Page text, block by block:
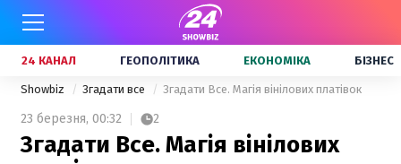
24 КАНАЛ ГЕОПОЛІТИКА ЕКОНОМІКА БІЗНЕС
Showbiz Згадати все Згадати Все. Магія вінілових платівок
23 березня, 00:32 2
Згадати Все. Магія вінілових